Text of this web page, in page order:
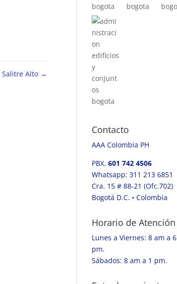
Salitre Alto →
Contacto
AAA Colombia PH
PBX. 601 742 4506
Whatsapp: 311 213 6851
Cra. 15 # 88-21 (Ofc.702)
Bogotá D.C. • Colombia
Horario de Atención
Lunes a Viernes: 8 am a 6
pm.
Sábados: 8 am a 1 pm.